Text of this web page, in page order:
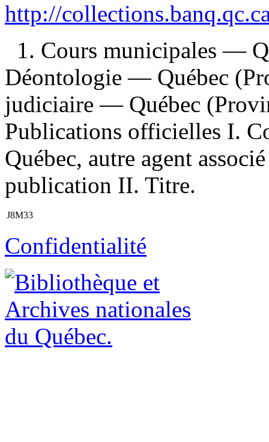
http://
1. Cours municipales —
Déontologie — Québec
judiciaire — Québec
Publications officielles I.
Québec, autre agent
publication II. Titre.
J8M33
Confidentialité